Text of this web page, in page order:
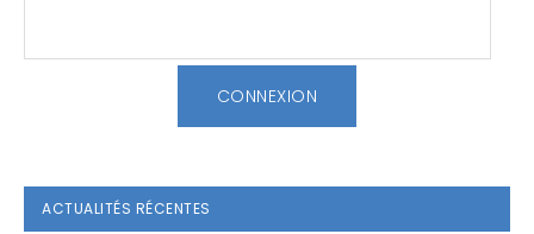
ACTUALITÉS RÉCENTES